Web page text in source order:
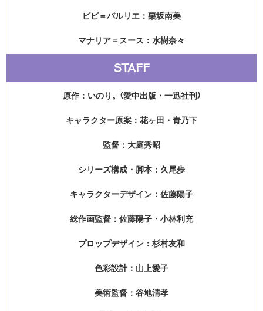
ピピ＝バルリエ：栗坂南美
マナリア＝スース：水樹奈々
STAFF
原作：いのり。(愛中出版・一迅社刊)
キャラクター原案：花ヶ田・青乃下
監督：大庭秀昭
シリーズ構成・脚本：久尾歩
キャラクターデザイン：佐藤陽子
総作画監督：佐藤陽子・小林利充
プロップデザイン：杉村友和
色彩設計：山上愛子
美術監督：谷地清孝